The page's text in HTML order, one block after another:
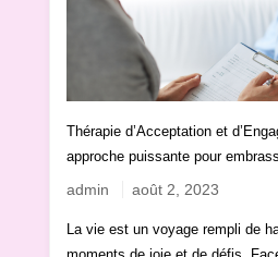
Thérapie d’Acceptation et
approche puissante pour
admin août 2, 2023
La vie est un voyage rempli de